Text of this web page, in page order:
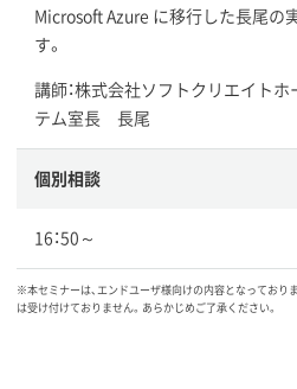
Microsoft Azure に移行した長尾の
す。
講師：株式会社ソフトクリエイト
テム室長 長尾
個別相談
16：50～
※本セミナーは、エンドユーザ様向けの内容となっており
は受け付けておりません。あらかじめご了承ください。